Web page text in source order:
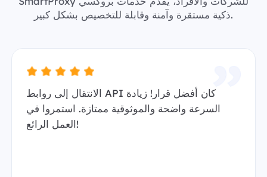
ذكية مستقرة وآمنة وقابلة للتخصيص بشكل كبير.
الانتقال إلى روابط API كان أفضل قرار! زيادة
السرعة واضحة والموثوقية ممتازة. استمروا في
العمل الرائع!